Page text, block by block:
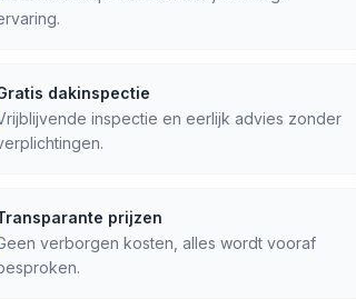
dakinspectie
inspectie en eerlijk advies zonder
prijzen
verborgen kosten, alles wordt vooraf